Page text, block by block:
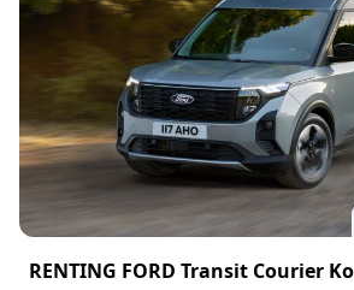
RENTING FORD Transit Courier